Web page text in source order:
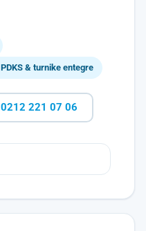
PDKS & turnike entegre
0212 221 07 06